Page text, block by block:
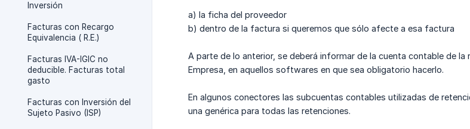
Inversión
Facturas con Recargo
Equivalencia ( R.E.)
Facturas IVA-IGIC no
deducible. Facturas total
gasto
Facturas con Inversión del
Sujeto Pasivo (ISP)
a) la ficha del proveedor
b) dentro de la factura si queremos que sólo afecte a esa factura
A parte de lo anterior, se deberá informar de la cuenta contable de
Empresa, en aquellos softwares en que sea obligatorio hacerlo.
En algunos conectores las subcuentas contables utilizadas de
una genérica para todas las retenciones.